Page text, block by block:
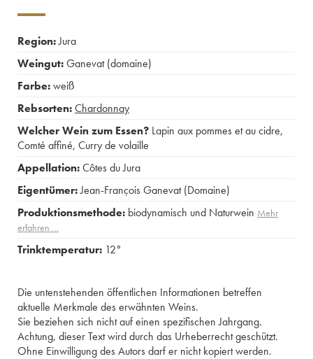
Region:Jura
Weingut:Ganevat (domaine)
Farbe:weiß
Rebsorten:Chardonnay
Welcher Wein zum Essen? Lapin aux pommes et au cidre,
Comté affiné, Curry de volaille
Appellation:Côtes du Jura
Eigentümer:Jean-François Ganevat (Domaine)
Produktionsmethode: biodynamisch und Naturwein Mehr
erfahren …
Trinktemperatur: 12°
Die untenstehenden öffentlichen Informationen betreffen
aktuelle Merkmale des erwähnten Weins.
Sie beziehen sich nicht auf einen spezifischen Jahrgang.
Achtung, dieser Text wird durch das Urheberrecht geschützt.
Ohne Einwilligung des Autors darf er nicht kopiert werden.